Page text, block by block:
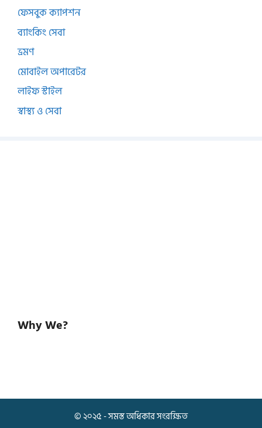
ফেসবুক ক্যাপশন
ব্যাংকিং সেবা
ভ্রমণ
মোবাইল অপারেটর
লাইফ স্টাইল
স্বাস্থ্য ও সেবা
Why We?
© ২০২৫ - সমস্ত অধিকার সংরক্ষিত